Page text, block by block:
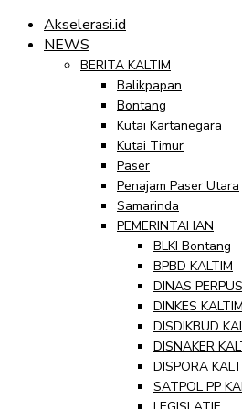
Akselerasi.id
NEWS
BERITA KALTIM
Balikpapan
Bontang
Kutai Kartanegara
Kutai Timur
Paser
Penajam Paser Utara
Samarinda
PEMERINTAHAN
BLKI Bontang
BPBD KALTIM
DINAS
DINKES KALTIM
DISDIKBUD
DISNAKER
DISPORA
SATPOL PP